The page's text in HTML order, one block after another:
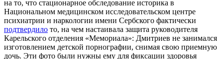
на то, что стационарное обследование историка в
Национальном медицинском исследовательском центре
психиатрии и наркологии имени Сербского фактически
подтвердило то, на чем настаивала защита руководителя
Карельского отделения «Мемориала»: Дмитриев не занимался
изготовлением детской порнографии, снимая свою приемную
дочь. Эти фото были нужны ему для фиксации здоровья